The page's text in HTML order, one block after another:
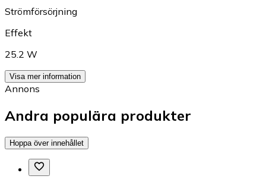
Strömförsörjning
Effekt
25.2 W
Visa mer information
Annons
Andra populära produkter
Hoppa över innehållet